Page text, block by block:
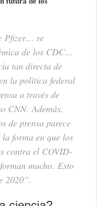
Pfizer… se
de los CDC…
tan directa de
la política federal
a través de
CNN. Además,
de prensa parece
forma en que los
contra el COVID-
mucho. Esto
2020”.